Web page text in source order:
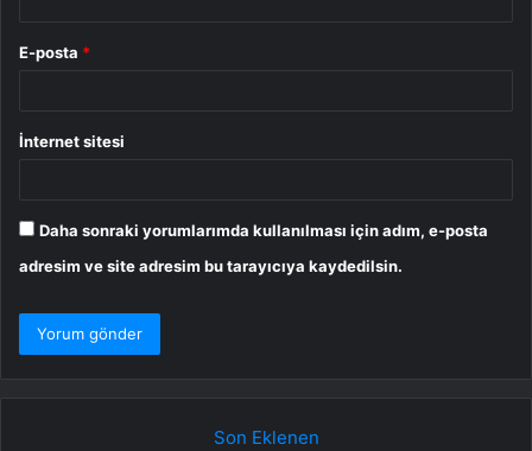
E-posta *
İnternet sitesi
Daha sonraki yorumlarımda kullanılması için adım, e-posta
adresim ve site adresim bu tarayıcıya kaydedilsin.
Son Eklenen